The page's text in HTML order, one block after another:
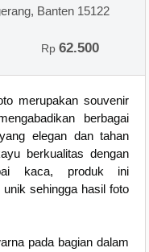
Banten 15122
Rp62.500
merupakan souvenir
berbagai
elegan dan tahan
berkualitas dengan
kaca, produk ini
sehingga hasil foto
pada bagian dalam